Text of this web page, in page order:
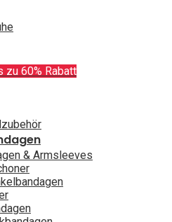
zu 60% Rabatt
& Armsleeves